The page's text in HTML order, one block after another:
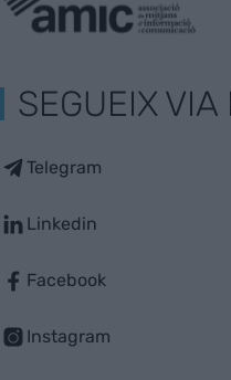
SEGUEIX
Telegram
Linkedin
Facebook
Instagram